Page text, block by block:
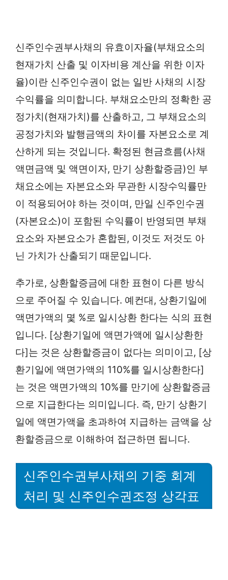
신주인수권부사채의 유효이자율(부채요소의
현재가치 산출 및 이자비용 계산을 위한 이자
율)이란 신주인수권이 없는 일반 사채의 시장
수익률을 의미합니다. 부채요소만의 정확한 공
정가치(현재가치)를 산출하고, 그 부채요소의
공정가치와 발행금액의 차이를 자본요소로 계
산하게 되는 것입니다. 확정된 현금흐름(사채
액면금액 및 액면이자, 만기 상환할증금)인 부
채요소에는 자본요소와 무관한 시장수익률만
이 적용되어야 하는 것이며, 만일 신주인수권
(자본요소)이 포함된 수익률이 반영되면 부채
요소와 자본요소가 혼합된, 이것도 저것도 아
닌 가치가 산출되기 때문입니다.
추가로, 상환할증금에 대한 표현이 다른 방식
으로 주어질 수 있습니다. 예컨대, 상환기일에
액면가액의 몇 %로 일시상환 한다는 식의 표현
입니다. [상환기일에 액면가액에 일시상환한
다]는 것은 상환할증금이 없다는 의미이고, [상
환기일에 액면가액의 110%를 일시상환한다]
는 것은 액면가액의 10%를 만기에 상환할증금
으로 지급한다는 의미입니다. 즉, 만기 상환기
일에 액면가액을 초과하여 지급하는 금액을 상
환할증금으로 이해하여 접근하면 됩니다.
신주인수권부사채의 기중 회계
처리 및 신주인수권조정 상각표